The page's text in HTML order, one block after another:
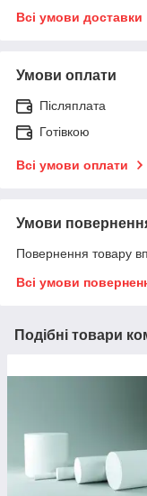
Всі умови доставки
Умови оплати
Післяплата
Готівкою
Всі умови оплати
Умови
Повернення товару
Всі умови
Подібні товари